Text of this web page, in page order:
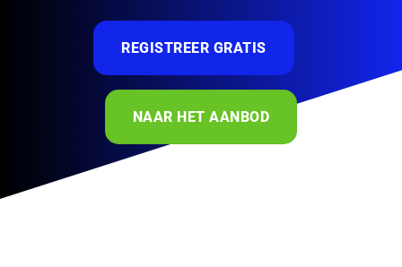
REGISTREER GRATIS
NAAR HET AANBOD